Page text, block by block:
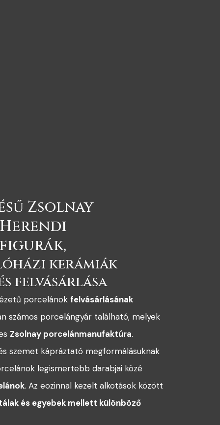
Zsolnay
kerámiák
felvásárlása
porcelánok felvásárlásának
számos porcelángyár található, melyek
Zsolnay porcelánmanufaktúra.
szemet kápráztató megformálásuknak
legismertebb darabjai közé
. Az eozinnal kezelt alkotások között
és egyebek mellett különböző